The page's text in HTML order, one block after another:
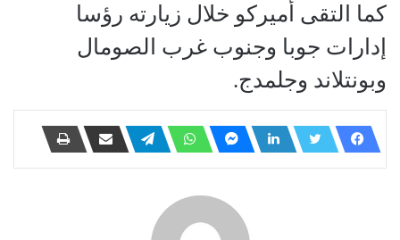
كما التقى أميركو خلال زيارته رؤسا
إدارات جوبا وجنوب غرب الصومال
وبونتلاند وجلمدج.